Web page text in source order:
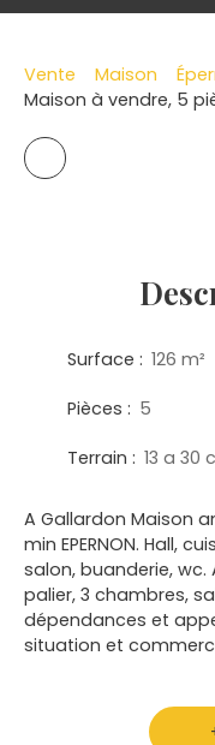
Vente Maison
Maison à vendre, 5
Surface : 126 m²
Pièces : 5
Terrain : 13 a 30
A Gallardon Maison
min EPERNON. Hall,
salon, buanderie,
palier, 3 chambres,
dépendances et
situation et